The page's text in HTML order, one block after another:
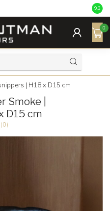
9.3
0
| H18 x D15 cm
Smoke |
D15 cm
(0)